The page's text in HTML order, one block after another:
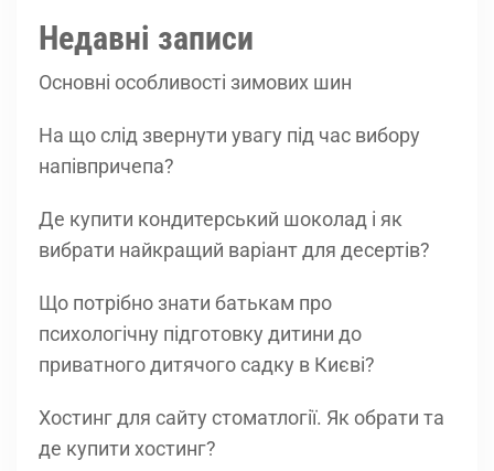
Недавні записи
Основні особливості зимових шин
На що слід звернути увагу під час вибору
напівпричепа?
Де купити кондитерський шоколад і як
вибрати найкращий варіант для десертів?
Що потрібно знати батькам про
психологічну підготовку дитини до
приватного дитячого садку в Києві?
Хостинг для сайту стоматлогії. Як обрати та
де купити хостинг?